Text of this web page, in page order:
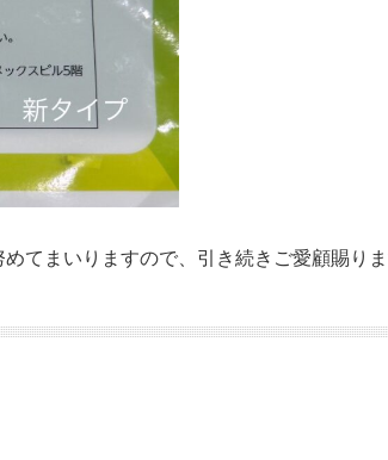
てまいりますので、引き続きご愛顧賜り